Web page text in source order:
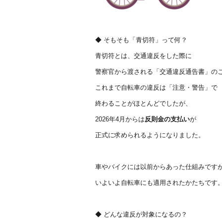
◆ そもそも「青切符」って何？
青切符とは、交通違反をした際に
警察官から渡される「交通違反通告書」の
これまで自転車の違反は「注意・警告」で
終わることがほとんどでしたが、
2026年4月からは 反則金の支払いが
正式に求められるようになりました。
車やバイクには以前からあった仕組みですが
いよいよ自転車にも適用されたかたちです。
◆ どんな違反が対象になるの？